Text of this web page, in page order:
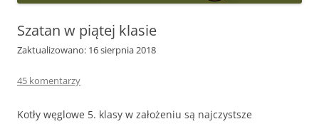
Szatan w piątej klasie
Zaktualizowano: 16 sierpnia 2018
45 komentarzy
Kotły węglowe 5. klasy w założeniu są najczystsze